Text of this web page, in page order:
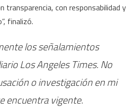
transparencia, con responsabilidad y
finalizó.
los señalamientos
Los Angeles Times. No
o investigación en mi
encuentra vigente.